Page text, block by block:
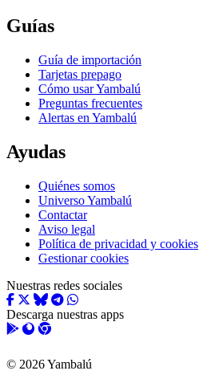
Guías
Guía de importación
Tarjetas prepago
Cómo usar Yambalú
Preguntas frecuentes
Alertas en Yambalú
Ayudas
Quiénes somos
Universo Yambalú
Contactar
Aviso legal
Política de privacidad y cookies
Gestionar cookies
Nuestras redes sociales
Descarga nuestras apps
© 2026 Yambalú